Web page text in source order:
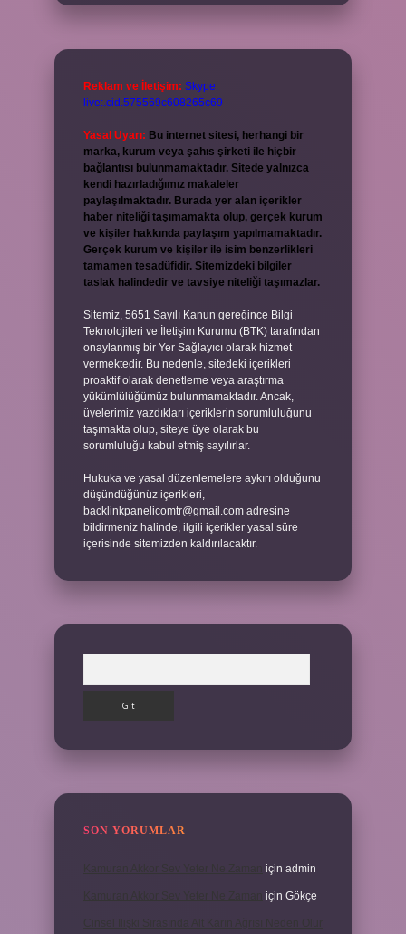
Reklam ve İletişim: Skype:
live:.cid.575569c608265c69
Yasal Uyarı: Bu internet sitesi, herhangi bir
marka, kurum veya şahıs şirketi ile hiçbir
bağlantısı bulunmamaktadır. Sitede yalnızca
kendi hazırladığımız makaleler
paylaşılmaktadır. Burada yer alan içerikler
haber niteliği taşımamakta olup, gerçek kurum
ve kişiler hakkında paylaşım yapılmamaktadır.
Gerçek kurum ve kişiler ile isim benzerlikleri
tamamen tesadüfidir. Sitemizdeki bilgiler
taslak halindedir ve tavsiye niteliği taşımazlar.
Sitemiz, 5651 Sayılı Kanun gereğince Bilgi
Teknolojileri ve İletişim Kurumu (BTK) tarafından
onaylanmış bir Yer Sağlayıcı olarak hizmet
vermektedir. Bu nedenle, sitedeki içerikleri
proaktif olarak denetleme veya araştırma
yükümlülüğümüz bulunmamaktadır. Ancak,
üyelerimiz yazdıkları içeriklerin sorumluluğunu
taşımakta olup, siteye üye olarak bu
sorumluluğu kabul etmiş sayılırlar.
Hukuka ve yasal düzenlemelere aykırı olduğunu
düşündüğünüz içerikleri,
backlinkpanelicomtr@gmail.com adresine
bildirmeniz halinde, ilgili içerikler yasal süre
içerisinde sitemizden kaldırılacaktır.
SON YORUMLAR
için admin
Kamuran Akkor Sev Yeter Ne Zaman için Gökçe